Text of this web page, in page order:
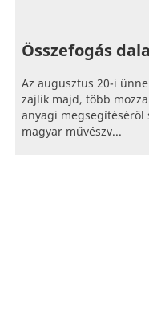
Összefogás
Az augusztus 20-i
zajlik majd, több
anyagi megsegítéséről
magyar művészv...